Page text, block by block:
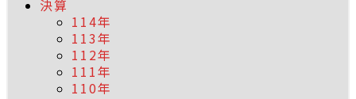
決算
114年
113年
112年
111年
110年